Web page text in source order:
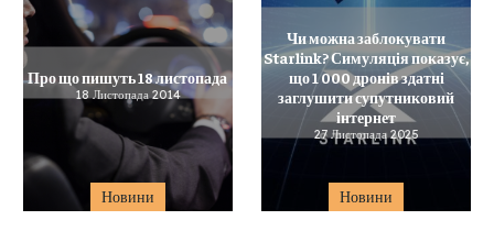
Новини
Про що пишуть 18 листопада
18 Листопада 2014
Новини
Чи можна заблокувати
Starlink? Симуляція показує,
що 1 000 дронів здатні
заглушити супутниковий
інтернет
27 Листопада 2025